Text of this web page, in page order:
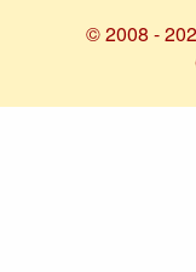
© 2008 -